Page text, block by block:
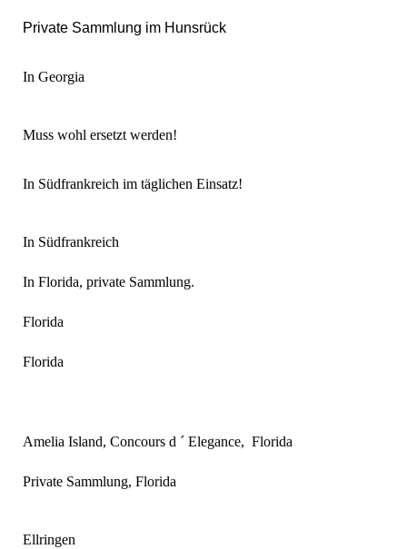
Private Sammlung im Hunsrück
In Georgia
Muss wohl ersetzt werden!
In Südfrankreich im täglichen Einsatz!
In Südfrankreich
In Florida, private Sammlung.
Florida
Florida
Amelia Island, Concours d ´ Elegance, Florida
Private Sammlung, Florida
Ellringen